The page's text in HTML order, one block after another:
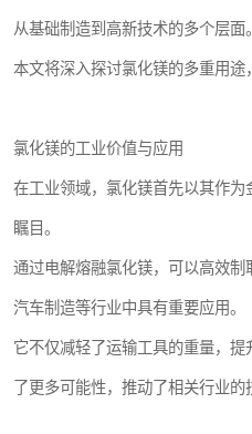
从基础制造到高新技术的多个层面。
本文将深入探讨氯化镁的多重用途
氯化镁的工业价值与应用
在工业领域，氯化镁首先以其作
瞩目。
通过电解熔融氯化镁，可以高效制
汽车制造等行业中具有重要应用。
它不仅减轻了运输工具的重量，
了更多可能性，推动了相关行业的